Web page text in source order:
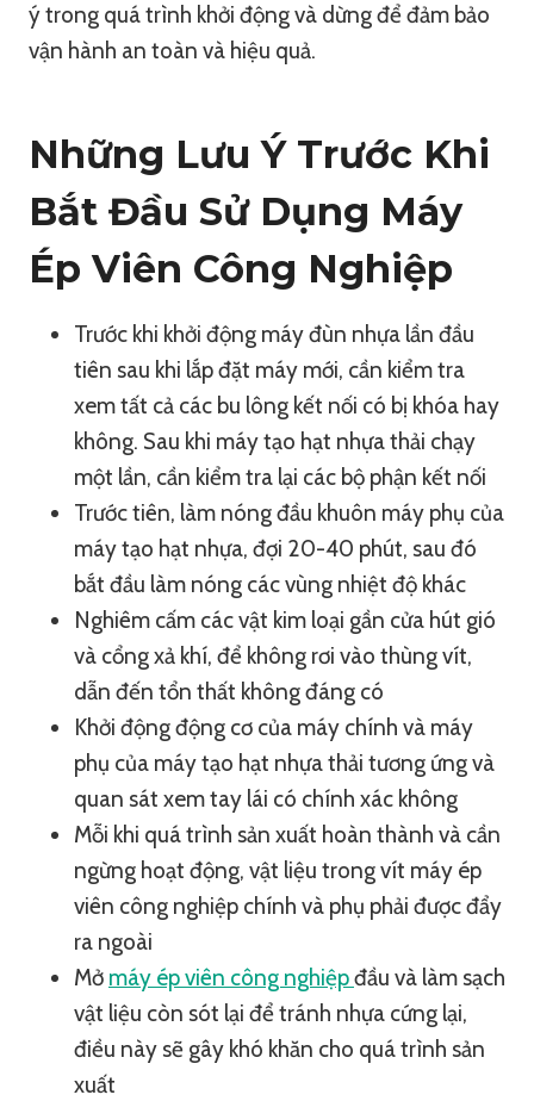
ý trong quá trình khởi động và dừng để đảm bảo
vận hành an toàn và hiệu quả.
Những Lưu Ý Trước Khi
Bắt Đầu Sử Dụng Máy
Ép Viên Công Nghiệp
Trước khi khởi động máy đùn nhựa lần đầu
tiên sau khi lắp đặt máy mới, cần kiểm tra
xem tất cả các bu lông kết nối có bị khóa hay
không. Sau khi máy tạo hạt nhựa thải chạy
một lần, cần kiểm tra lại các bộ phận kết nối
Trước tiên, làm nóng đầu khuôn máy phụ của
máy tạo hạt nhựa, đợi 20-40 phút, sau đó
bắt đầu làm nóng các vùng nhiệt độ khác
Nghiêm cấm các vật kim loại gần cửa hút gió
và cổng xả khí, để không rơi vào thùng vít,
dẫn đến tổn thất không đáng có
Khởi động động cơ của máy chính và máy
phụ của máy tạo hạt nhựa thải tương ứng và
quan sát xem tay lái có chính xác không
Mỗi khi quá trình sản xuất hoàn thành và cần
ngừng hoạt động, vật liệu trong vít máy ép
viên công nghiệp chính và phụ phải được đẩy
ra ngoài
Mở máy ép viên công nghiệpđầu và làm sạch
vật liệu còn sót lại để tránh nhựa cứng lại,
điều này sẽ gây khó khăn cho quá trình sản
xuất